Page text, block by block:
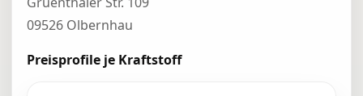
09526 Olbernhau
Preisprofile je Kraftstoff